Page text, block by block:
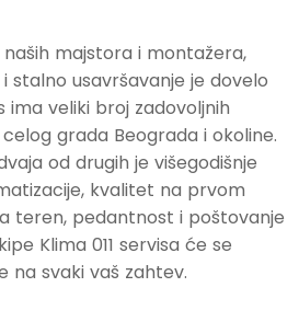
naših majstora i montažera,
stalno usavršavanje je dovelo
ima veliki broj zadovoljnih
grada Beograda i okoline.
od drugih je višegodišnje
kvalitet na prvom
teren, pedantnost i poštovanje
Klima 011 servisa će se
na svaki vaš zahtev.